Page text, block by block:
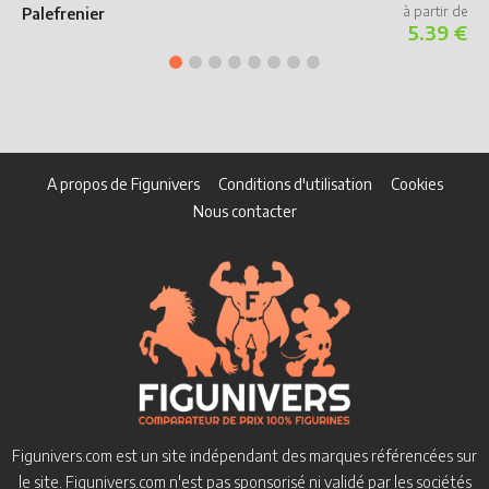
Palefrenier
5.39 €
A propos de Figunivers Conditions d'utilisation
Cookies
Nous contacter
Figunivers.com est un site indépendant des marques référencées sur
le site. Figunivers.com n'est pas sponsorisé ni validé par les sociétés